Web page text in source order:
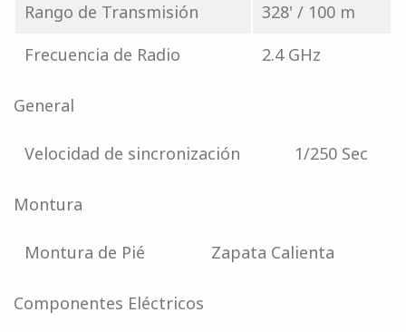
Rango de Transmisión
328' / 100 m
Frecuencia de Radio
2.4 GHz
General
Velocidad de sincronización 1/250 Sec
Montura
Montura de Pié Zapata Calienta
Componentes Eléctricos